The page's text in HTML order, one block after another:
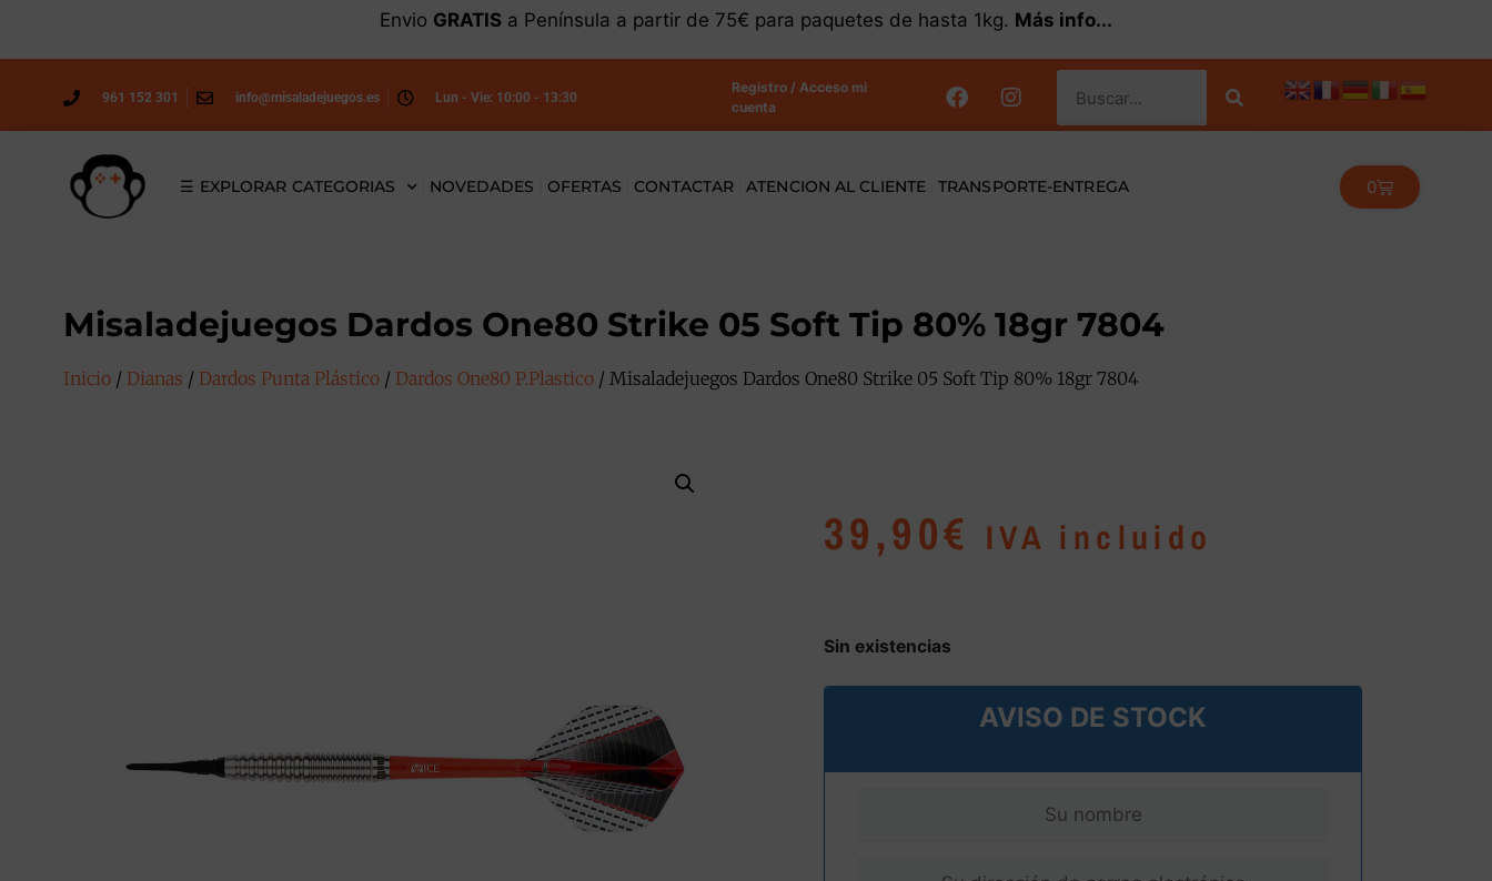
Envio GRATIS a Península a partir de 75€ para paquetes de hasta 1kg. Más info...
961 152 301 info@misaladejuegos.es Lun - Vie: 10:00 - 13:30
Registro / Acceso mi
cuenta
☰ EXPLORAR CATEGORIAS NOVEDADES OFERTAS CONTACTAR ATENCION AL CLIENTE TRANSPORTE-ENTREGA 0
Misaladejuegos Dardos One80 Strike 05 Soft Tip 80% 18gr 7804
Inicio / Dianas / Dardos Punta Plástico / Dardos One80 P.Plastico / Misaladejuegos Dardos One80 Strike 05 Soft Tip 80% 18gr 7804
39,90€ IVA incluido
Sin existencias
AVISO DE STOCK